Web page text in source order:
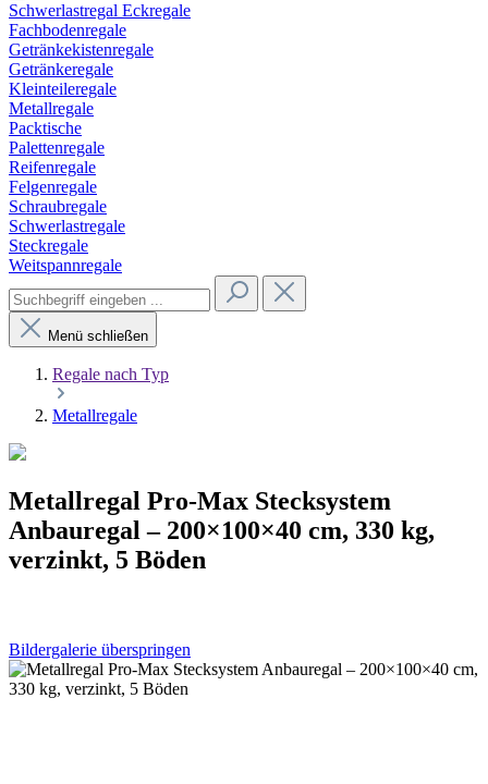
Schwerlastregal Eckregale
Fachbodenregale
Getränkekistenregale
Getränkeregale
Kleinteileregale
Metallregale
Packtische
Palettenregale
Reifenregale
Felgenregale
Schraubregale
Schwerlastregale
Steckregale
Weitspannregale
Menü schließen
Regale nach Typ
Metallregale
Metallregal Pro-Max Stecksystem
Anbauregal – 200×100×40 cm, 330 kg,
verzinkt, 5 Böden
Bildergalerie überspringen